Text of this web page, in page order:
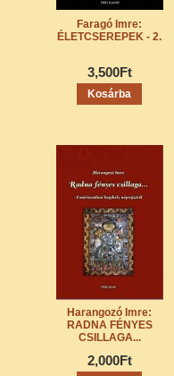
Faragó Imre:
ÉLETCSEREPEK - 2.
3,500Ft
Harangozó Imre:
RADNA FÉNYES
CSILLAGA...
2,000Ft